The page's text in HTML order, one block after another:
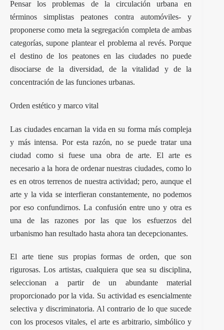
Pensar los problemas de la circulación urbana en
términos simplistas peatones contra automóviles- y
proponerse como meta la segregación completa de ambas
categorías, supone plantear el problema al revés. Porque
el destino de los peatones en las ciudades no puede
disociarse de la diversidad, de la vitalidad y de la
concentración de las funciones urbanas.
Orden estético y marco vital
Las ciudades encarnan la vida en su forma más compleja
y más intensa. Por esta razón, no se puede tratar una
ciudad como si fuese una obra de arte. El arte es
necesario a la hora de ordenar nuestras ciudades, como lo
es en otros terrenos de nuestra actividad; pero, aunque el
arte y la vida se interfieran constantemente, no podemos
por eso confundirnos. La confusión entre uno y otra es
una de las razones por las que los esfuerzos del
urbanismo han resultado hasta ahora tan decepcionantes.
El arte tiene sus propias formas de orden, que son
rigurosas. Los artistas, cualquiera que sea su disciplina,
seleccionan a partir de un abundante material
proporcionado por la vida. Su actividad es esencialmente
selectiva y discriminatoria. Al contrario de lo que sucede
con los procesos vitales, el arte es arbitrario, simbólico y